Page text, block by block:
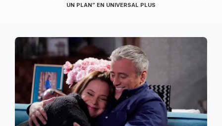
UN PLAN” EN UNIVERSAL PLUS